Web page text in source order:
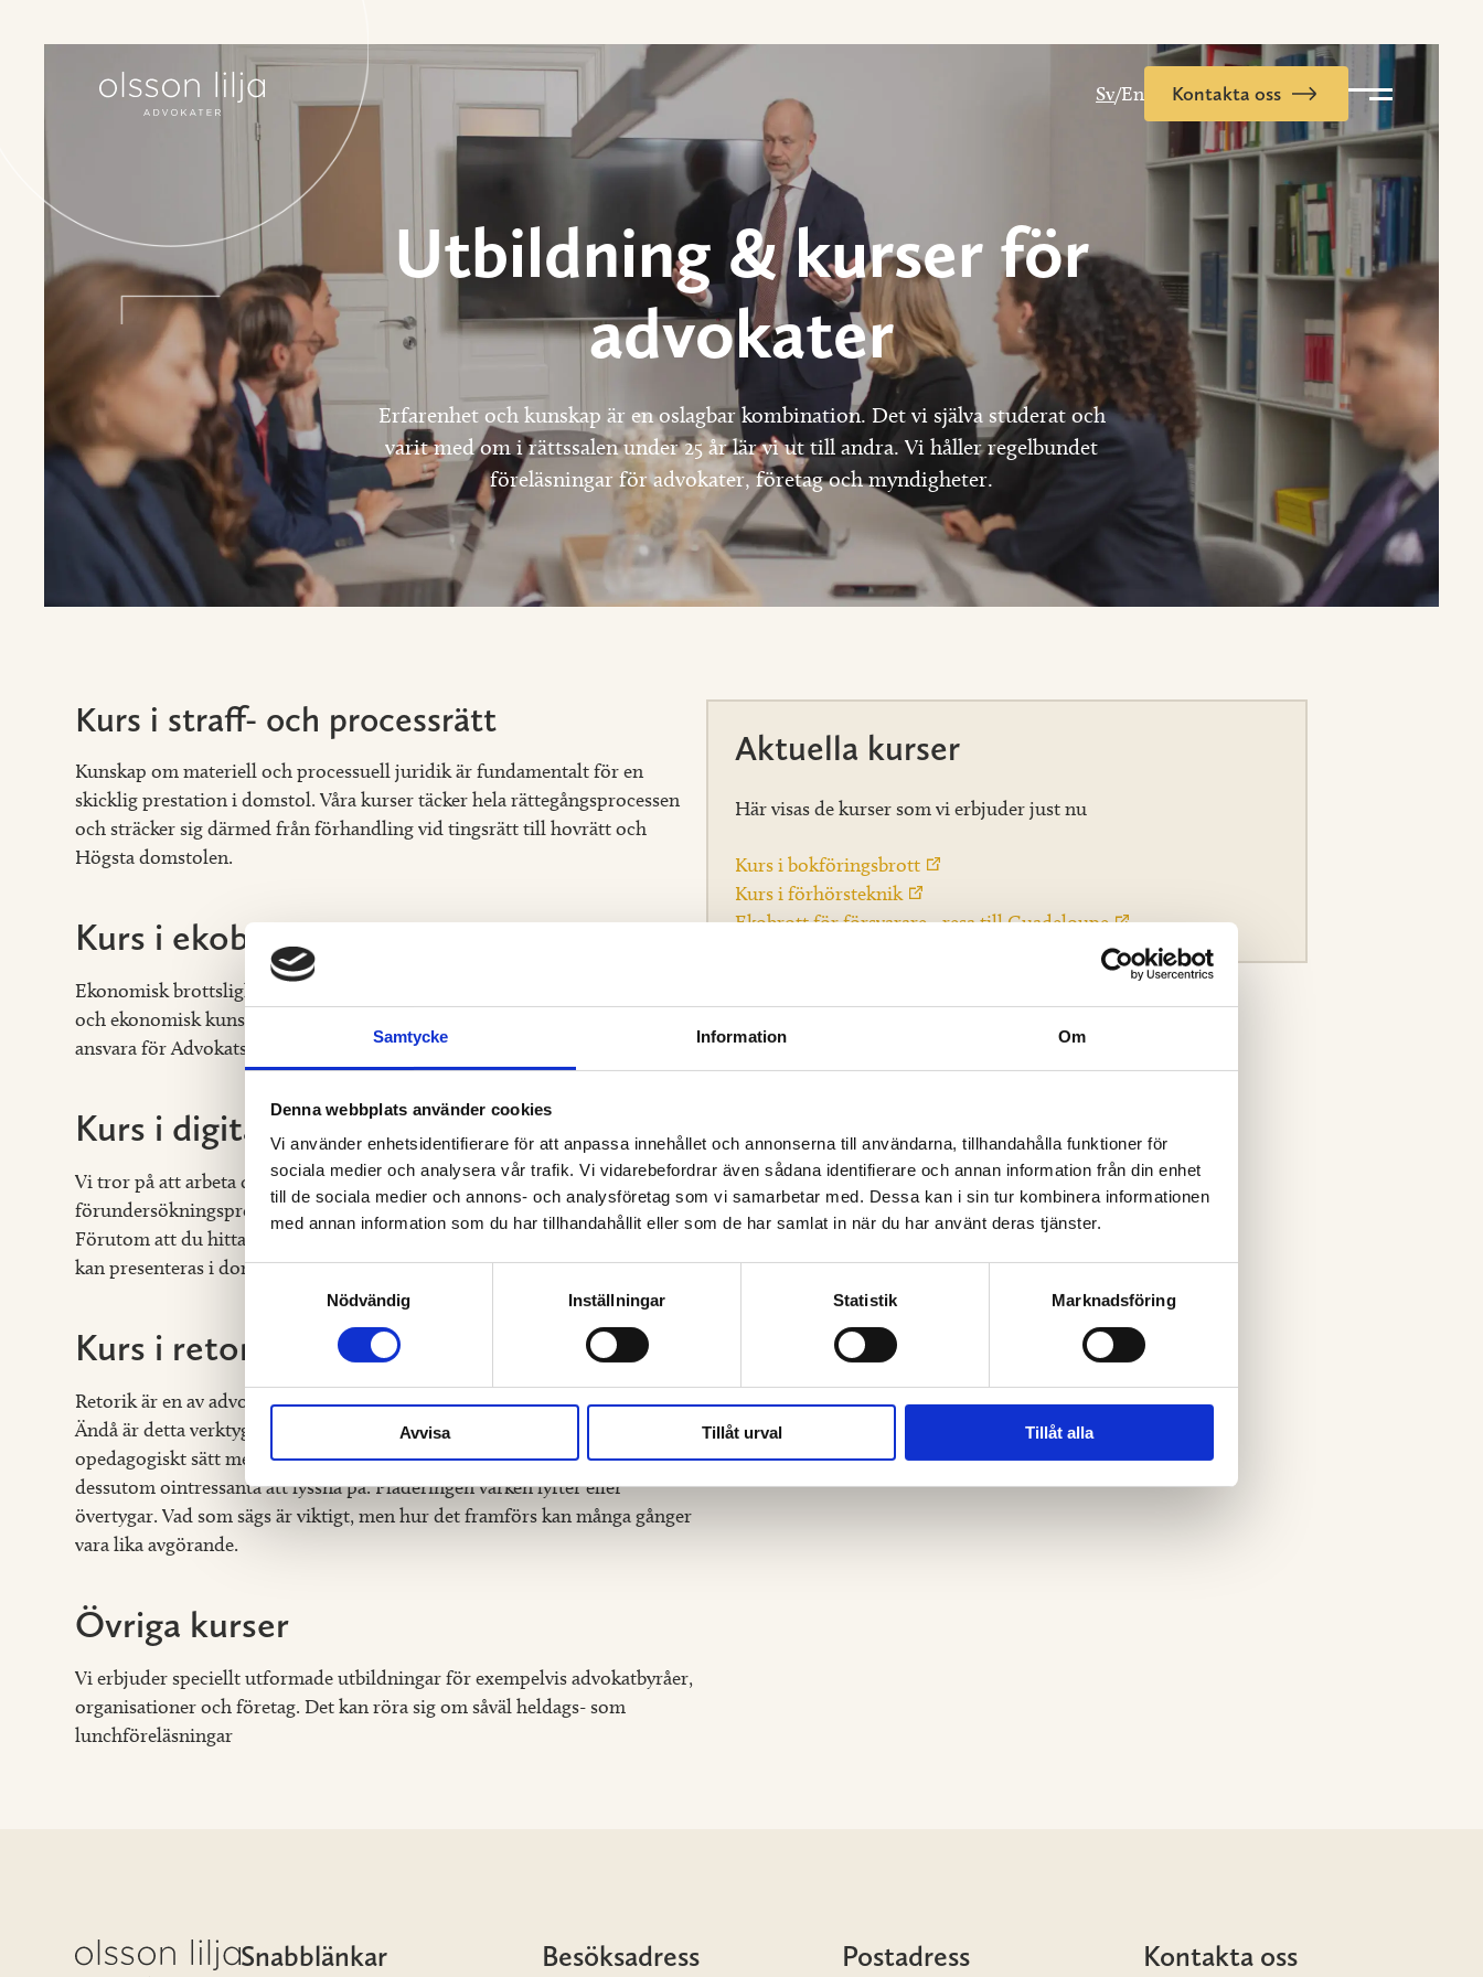
Samtycke Information Om
Denna webbplats använder cookies
Vi använder enhetsidentifierare för att anpassa innehållet och annonserna till användarna, tillhandahålla funktioner för
sociala medier och analysera vår trafik. Vi vidarebefordrar även sådana identifierare och annan information från din enhet
till de sociala medier och annons- och analysföretag som vi samarbetar med. Dessa kan i sin tur kombinera informationen
med annan information som du har tillhandahållit eller som de har samlat in när du har använt deras tjänster.
Samtyckesval
Nödvändig
Inställningar Statistik Marknadsföring
Avvisa Tillåt urval Tillåt alla
Sv/En Kontakta oss
Utbildning & kurser för
advokater
Erfarenhet och kunskap är en oslagbar kombination. Det vi själva studerat och
varit med om i rättssalen under 25 år lär vi ut till andra. Vi håller regelbundet
föreläsningar för advokater, företag och myndigheter.
Kurs i straff- och processrätt
Kunskap om materiell och processuell juridik är fundamentalt för en
skicklig prestation i domstol. Våra kurser täcker hela rättegångsprocessen
och sträcker sig därmed från förhandling vid tingsrätt till hovrätt och
Högsta domstolen.
Kurs i ekobrott
Ekonomisk brottslighet är ett komplext område och kräver både juridisk
och ekonomisk kunskap. Vi deltar aktivt i utvecklingsarbetet genom att
ansvara för Advokatsamfundets ekobrottsutbildning.
Kurs i digital hantering
Vi tror på att arbeta digitalt. Det är ett stort steg att arbeta med digitala
förundersökningsprotokoll. När väl steget är taget finns det bara fördelar.
Förutom att du hittar information snabbare upptäcker du att materialet lätt
kan presenteras i domstol.
Kurs i retorik
Retorik är en av advokatens viktigaste verktyg för framgång i rättssalen.
Ändå är detta verktyg eftersatt i Sverige. Sakframställningen görs ofta på ett
opedagogiskt sätt med entonig röst. Korsförhören saknar strategi och är
dessutom ointressanta att lyssna på. Pläderingen varken lyfter eller
övertygar. Vad som sägs är viktigt, men hur det framförs kan många gånger
vara lika avgörande.
Övriga kurser
Vi erbjuder speciellt utformade utbildningar för exempelvis advokatbyråer,
organisationer och företag. Det kan röra sig om såväl heldags- som
lunchföreläsningar
Aktuella kurser
Här visas de kurser som vi erbjuder just nu
Kurs i bokföringsbrott
Kurs i förhörsteknik
Ekobrott för försvarare - resa till Guadeloupe
Snabblänkar Besöksadress Postadress Kontakta oss